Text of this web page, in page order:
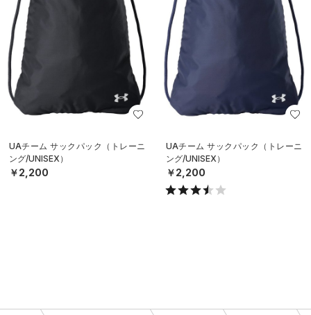
UAチーム サックパック（トレーニ
ング/UNISEX）
￥2,200
UAチーム サックパック（トレーニ
ング/UNISEX）
￥2,200